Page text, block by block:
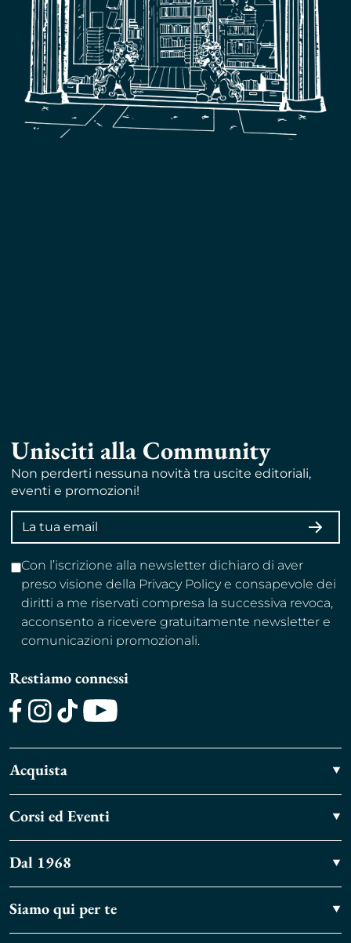
Unisciti alla Community
Non perderti nessuna novità tra uscite editoriali,
eventi e promozioni!
Indirizzo
email
Con l’iscrizione alla newsletter dichiaro di aver
preso visione della Privacy Policy e consapevole dei
diritti a me riservati compresa la successiva revoca,
acconsento a ricevere gratuitamente newsletter e
comunicazioni promozionali.
Restiamo connessi
Acquista
Corsi ed Eventi
Dal 1968
Siamo qui per te